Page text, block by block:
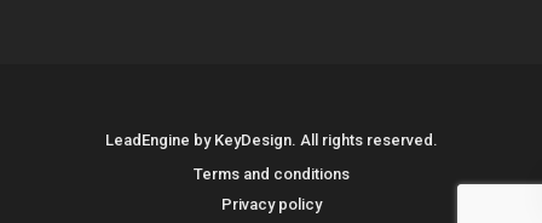
LeadEngine by KeyDesign. All rights reserved.
Terms and conditions
Privacy policy